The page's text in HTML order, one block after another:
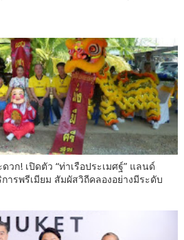
วก! เปิดตัว “ท่าเรือประเมศฐ์” แลนด์
ารพรีเมียม สัมผัสวิถีคลองอย่างมีระดับ